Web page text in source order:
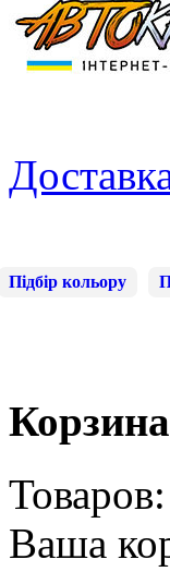
Підбір кольору
Корзина
Ваша